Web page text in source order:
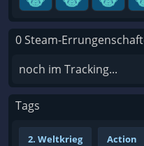
0 Steam-
noch im Tracking...
Tags
2. Weltkrieg Action